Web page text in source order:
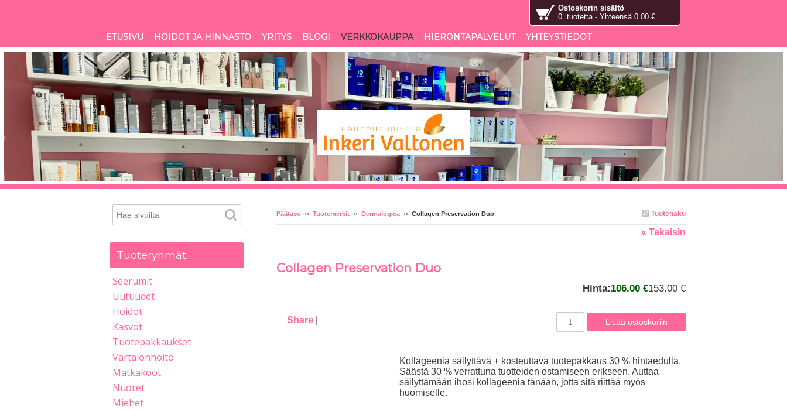
Ostoskorin sisältö
0 tuotetta - Yhteensä 0.00 €
ETUSIVU HOIDOT JA HINNASTO YRITYS BLOGI VERKKOKAUPPA HIERONTAPALVELUT YHTEYSTIEDOT
Tuotehaku
Päätaso ›› Tuotemerkit ›› Dermalogica ›› Collagen Preservation Duo
« Takaisin
Collagen Preservation Duo
Share
Hinta:106.00 €153.00 €
Kollageenia säilyttävä + kosteuttava tuotepakkaus 30 % hintaedulla.
Säästä 30 % verrattuna tuotteiden ostamiseen erikseen. Auttaa
säilyttämään ihosi kollageenia tänään, jotta sitä riittää myös
huomiselle.
Tuoteryhmät
Seerumit
Uutuudet
Hoidot
Kasvot
Tuotepakkaukset
Vartalonhoito
Matkakoot
Nuoret
Miehet